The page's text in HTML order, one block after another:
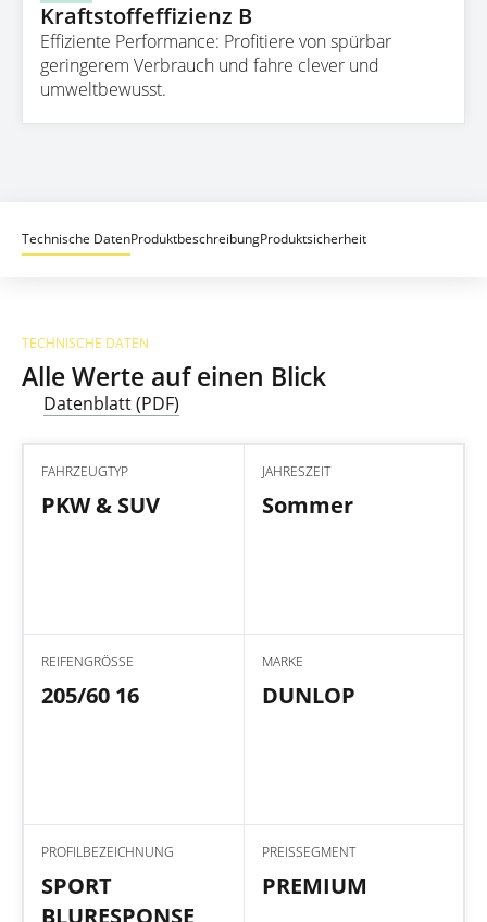
Kraftstoffeffizienz B
Effiziente Performance: Profitiere von spürbar
geringerem Verbrauch und fahre clever und
umweltbewusst.
Technische DatenProduktbeschreibungProduktsicherheit
TECHNISCHE DATEN
Alle Werte auf einen Blick
Datenblatt (PDF)
FAHRZEUGTYP
PKW & SUV
JAHRESZEIT
Sommer
REIFENGRÖSSE
205/60 16
MARKE
DUNLOP
PROFILBEZEICHNUNG
SPORT
PREISSEGMENT
PREMIUM